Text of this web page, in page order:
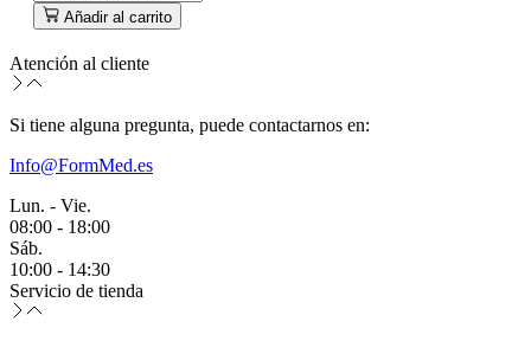
Añadir al carrito
Atención al cliente
Si tiene alguna pregunta, puede contactarnos en:
Info@FormMed.es
Lun. - Vie.
08:00 - 18:00
Sáb.
10:00 - 14:30
Servicio de tienda